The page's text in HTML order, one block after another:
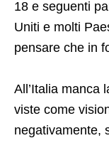
18 e seguenti
Uniti e molti
pensare che in
All’Italia manca
viste come
negativamente,